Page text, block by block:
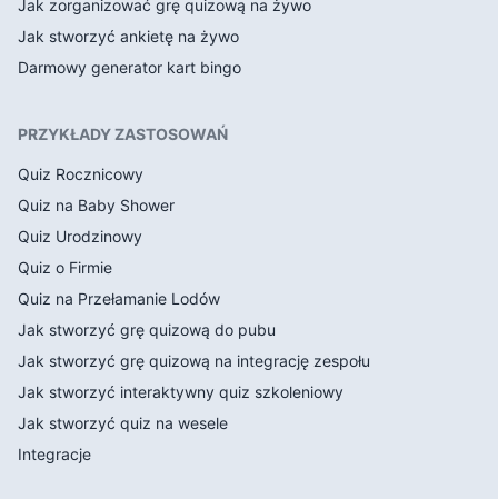
Jak zorganizować grę quizową na żywo
Jak stworzyć ankietę na żywo
Darmowy generator kart bingo
PRZYKŁADY ZASTOSOWAŃ
Quiz Rocznicowy
Quiz na Baby Shower
Quiz Urodzinowy
Quiz o Firmie
Quiz na Przełamanie Lodów
Jak stworzyć grę quizową do pubu
Jak stworzyć grę quizową na integrację zespołu
Jak stworzyć interaktywny quiz szkoleniowy
Jak stworzyć quiz na wesele
Integracje